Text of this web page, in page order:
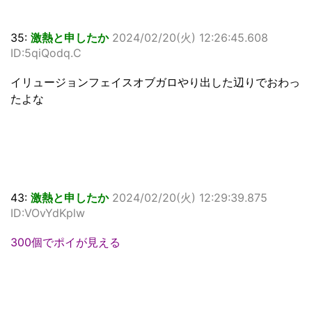
35: 激熱と申したか 2024/02/20(火) 12:26:45.608
ID:5qiQodq.C
イリュージョンフェイスオブガロやり出した辺りでおわっ
たよな
43: 激熱と申したか 2024/02/20(火) 12:29:39.875
ID:VOvYdKplw
300個でポイが見える